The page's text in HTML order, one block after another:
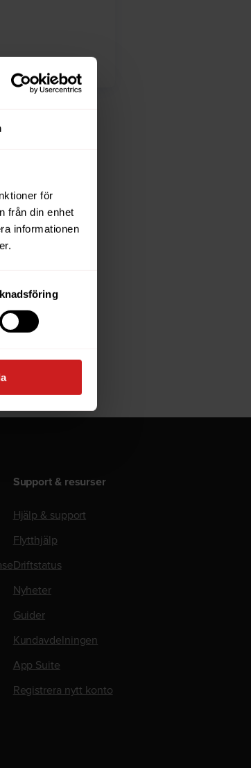
för
från din enhet
informationen
Support & resurser
Hjälp & support
Flytthjälp
Driftstatus
Nyheter
Guider
Kundavdelningen
App Suite
Registrera nytt konto